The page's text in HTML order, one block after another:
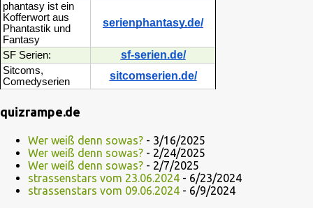
phantasy ist ein
Kofferwort aus
Phantastik und
Fantasy
serienphantasy.de/
SF Serien: sf-serien.de/
Sitcoms,
Comedyserien
sitcomserien.de/
quizrampe.de
Wer weiß denn sowas? - 3/16/2025
Wer weiß denn sowas? - 2/24/2025
Wer weiß denn sowas? - 2/7/2025
strassenstars vom 23.06.2024 - 6/23/2024
strassenstars vom 09.06.2024 - 6/9/2024